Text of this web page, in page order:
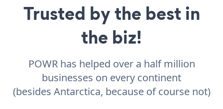
Trusted by the best in
the biz!
POWR has helped over a half million
businesses on every continent
(besides Antarctica, because of course not)